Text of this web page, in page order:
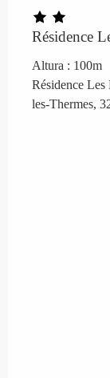
Résidence
Altura : 100m
Résidence Les
les-Thermes,